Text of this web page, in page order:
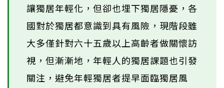
讓獨居年輕化，但卻也埋下獨居隱憂，各
國對於獨居都意識到具有風險，現階段雖
大多僅針對六十五歲以上高齡者做關懷訪
視，但漸漸地，年輕人的獨居課題也引發
關注，避免年輕獨居者提早面臨獨居風